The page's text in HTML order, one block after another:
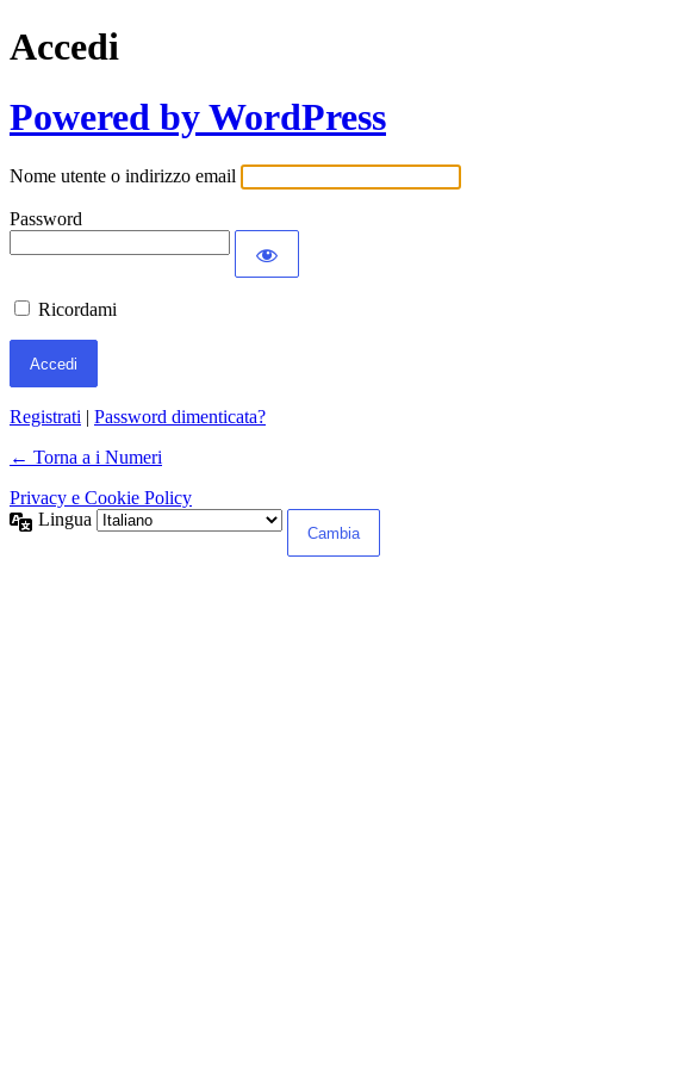
Accedi
Powered by WordPress
Nome utente o indirizzo email
Password
Ricordami
Registrati | Password dimenticata?
← Torna a i Numeri
Privacy e Cookie Policy
Lingua